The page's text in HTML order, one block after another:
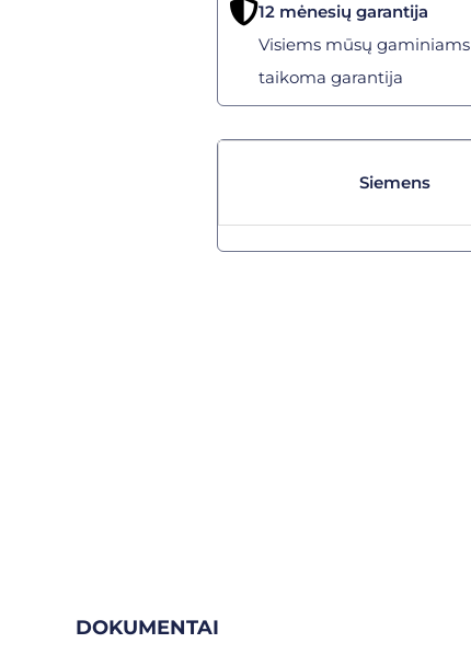
12 mėnesių garantija
Visiems mūsų gaminiams
taikoma garantija
Siemens
DOKUMENTAI